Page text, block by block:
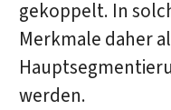
gekoppelt. In
Merkmale daher
werden.